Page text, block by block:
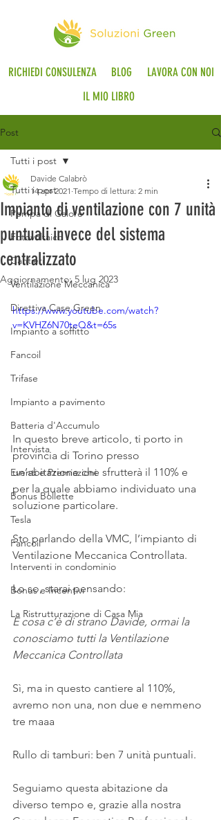
RICHIEDI CONSULENZA BLOG
LAVORA CON NOI
IL MIO LIBRO
Post
Tutti i post
Pompa di Calore
Fotovoltaico
Cantieri
Ventilazione Meccanica
Direttiva Case Green
Impianto a soffitto
Fancoil
Trifase
Impianto a pavimento
Batteria d'Accumulo
Intervista
Eventi e Premiazioni
Bonus Bollette
Tesla
Fancoil
Interventi in condominio
Bonus e Incentivi
La Ristrutturazione di Casa Mia
Tutti i post
Impianto di ventilazione con 7 unità
puntuali invece del sistema
centralizzato
Davide Calabrò
14 apr 2021 Tempo di lettura: 2 min
Aggiornamento:5 lug 2023
https://www.youtube.com/watch?
v=KVHZ6N70teQ&t=65s
In questo breve articolo, ti porto in
provincia di Torino presso
un’abitazione che sfrutterà il 110% e
per la quale abbiamo individuato una
soluzione particolare.
Sto parlando della VMC, l’impianto di
Ventilazione Meccanica Controllata.
Lo so, starai pensando:
E cosa c’è di strano Davide, ormai la
conosciamo tutti la Ventilazione
Meccanica Controllata
Sì, ma in questo cantiere al 110%,
avremo non una, non due e nemmeno
tre maaa
Rullo di tamburi: ben 7 unità puntuali.
Seguiamo questa abitazione da
diverso tempo e, grazie alla nostra